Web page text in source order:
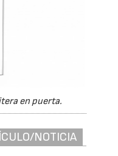
en puerta.
NOTICIA